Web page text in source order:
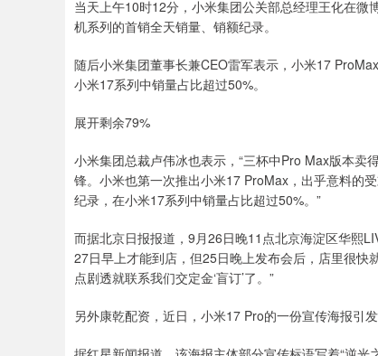
当天上午10时12分，小米集团公关部总经理王化在
机系列的首销全天销量、销额纪录。
随后小米集团董事长兼CEO雷军表示，小米17
小米17系列中销量占比超过50%。
展开剩余79%
小米集团总裁卢伟冰也表示，“三杯中Pro Max版本卖
锋。小米也第一次推出小米17 ProMax，出乎意料的
纪录，在小米17系列中销量占比超过50%。”
而据北京日报报道，9月26日晚11点北京海淀区华熙
27日早上才能到店，但25日晚上发布会后，店里很
点剧透就联系我们交定金‘盲订’了。”
另外康乾配资，近日，小米17 Pro的一份宣传海报引发